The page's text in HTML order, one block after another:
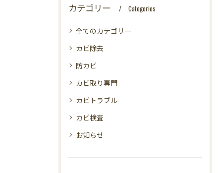
カテゴリー Categories
全てのカテゴリー
カビ除去
防カビ
カビ取り専門
カビトラブル
カビ検査
お知らせ